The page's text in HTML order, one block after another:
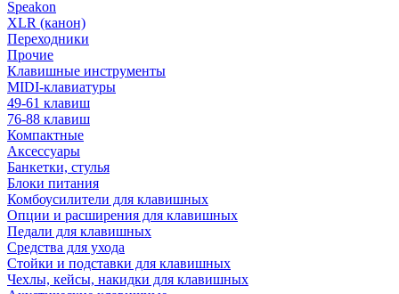
Speakon
XLR (канон)
Переходники
Прочие
Клавишные инструменты
MIDI-клавиатуры
49-61 клавиш
76-88 клавиш
Компактные
Аксессуары
Банкетки, стулья
Блоки питания
Комбоусилители для клавишных
Опции и расширения для клавишных
Педали для клавишных
Средства для ухода
Стойки и подставки для клавишных
Чехлы, кейсы, накидки для клавишных